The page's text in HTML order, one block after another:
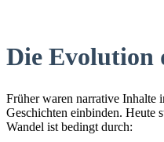
Die Evolution
Früher waren narrative Inhalte
Geschichten einbinden. Heute
Wandel ist bedingt durch: